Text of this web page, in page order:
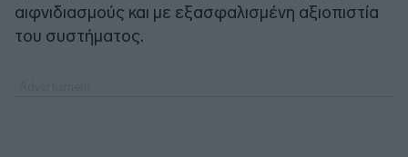
αιφνιδιασμούς και με εξασφαλισμένη αξιοπιστία
του συστήματος.